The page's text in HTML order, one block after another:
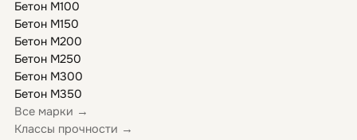
Бетон М100
Бетон М150
Бетон М200
Бетон М250
Бетон М300
Бетон М350
Все марки →
Классы прочности →